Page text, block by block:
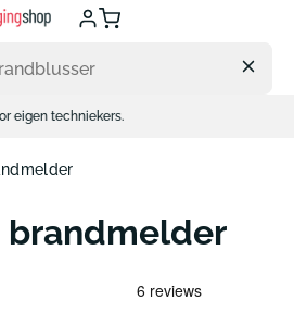
techniekers.
brandmelder